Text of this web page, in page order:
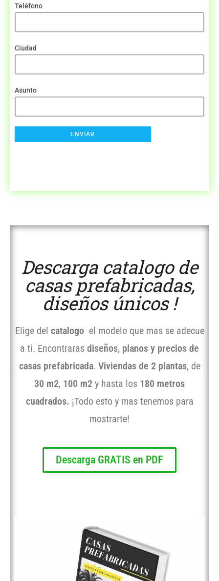
Teléfono
Ciudad
Asunto
Descarga catalogo de
casas prefabricadas,
diseños únicos !
Elige del catalogoel modelo que mas se adecue
a ti. Encontraras diseños, planos y precios de
casas prefabricada. Viviendas de 2 plantas, de
30 m2, 100 m2 y hasta los 180 metros
cuadrados. ¡Todo esto y mas tenemos para
mostrarte!
Descarga GRATIS en PDF